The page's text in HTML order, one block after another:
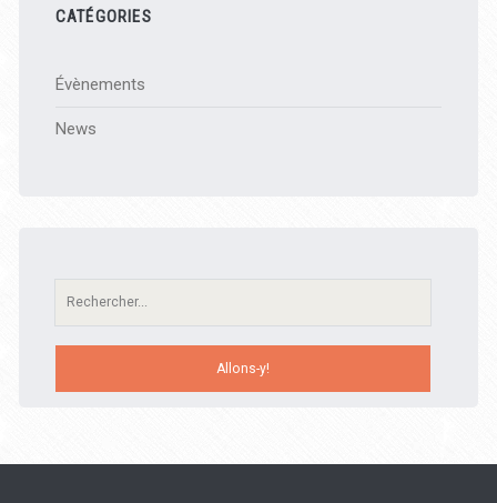
CATÉGORIES
Évènements
News
Recherche: